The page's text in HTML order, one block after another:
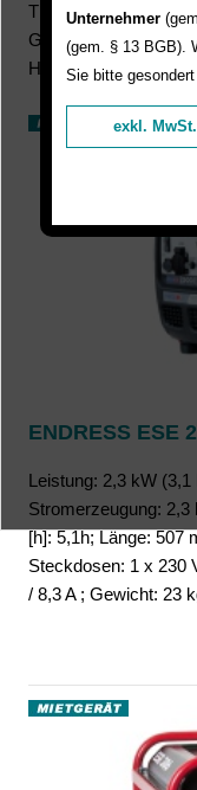
Geräten möglich.
Hohe Dauerleistung
ENDRESS ESE
Leistung: 2,3 kW
Stromerzeugung: 2,3
[h]: 5,1h; Länge: 507
Steckdosen: 1 x 230
/ 8,3 A ; Gewicht: 23
Unternehmer
(gem. § 13 BGB).
Sie bitte gesondert
exkl. MwSt.